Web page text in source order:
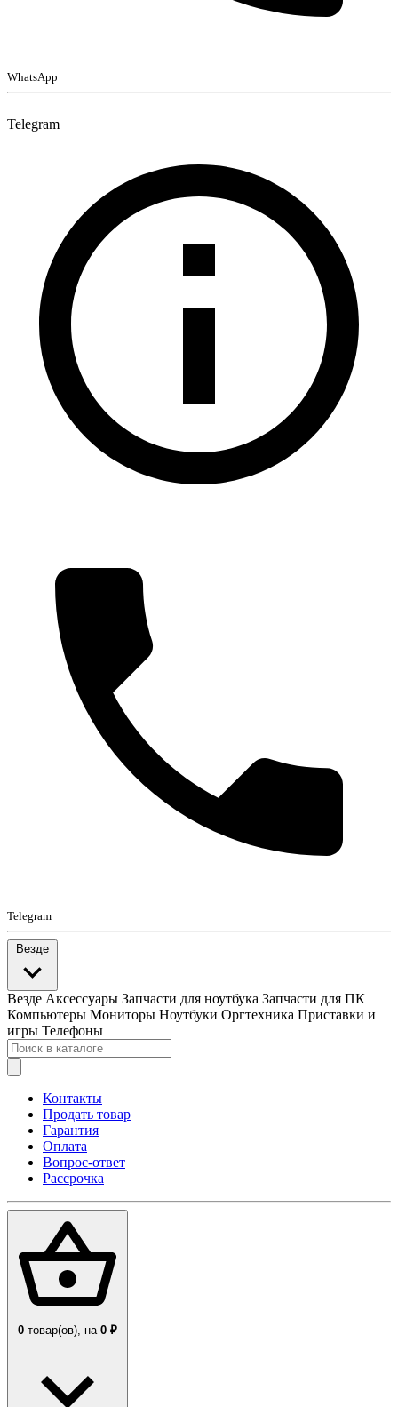
WhatsApp
Telegram
Telegram
Везде
Везде Аксессуары Запчасти для ноутбука Запчасти для ПК
Компьютеры Мониторы Ноутбуки Оргтехника Приставки и
игры Телефоны
Контакты
Продать товар
Гарантия
Оплата
Вопрос-ответ
Рассрочка
0 товар(ов), на 0 ₽